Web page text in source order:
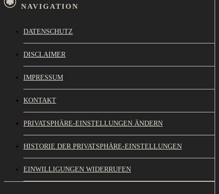
NAVIGATION
DATENSCHUTZ
DISCLAIMER
IMPRESSUM
KONTAKT
PRIVATSPHÄRE-EINSTELLUNGEN ÄNDERN
HISTORIE DER PRIVATSPHÄRE-EINSTELLUNGEN
EINWILLIGUNGEN WIDERRUFEN